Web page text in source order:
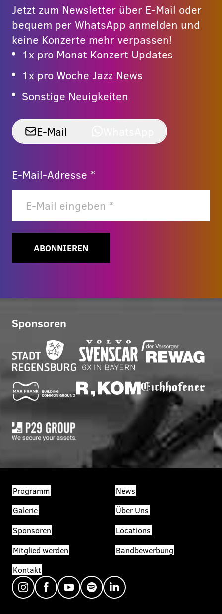
Jetzt zum Newsletter über E-Mail oder
bequem per WhatsApp anmelden und
keine Konzerte mehr verpassen!
1x pro Monat Konzert Updates
1x pro Woche Jazz News
Sonstige Neuigkeiten
E-Mail
E-Mail-Adresse *
ABONNIEREN
Sponsoren
Programm
News
Galerie
Über Uns
Sponsoren
Locations
Mitglied werden
Bandbewerbung
Kontakt